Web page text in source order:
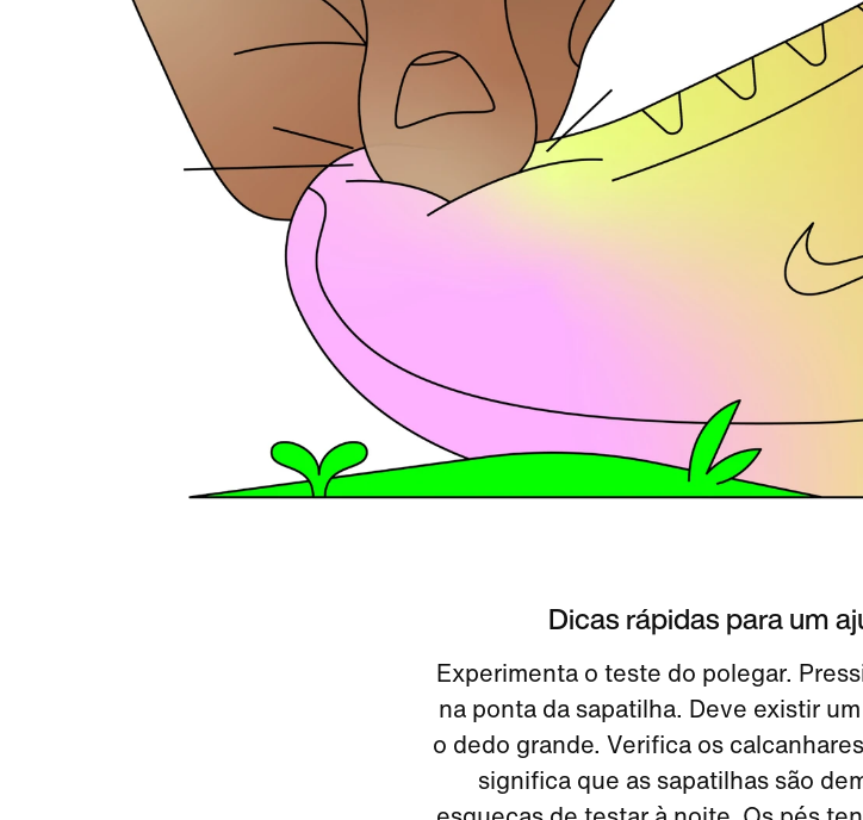
Dicas rápidas para um
Experimenta o teste do polegar.
na ponta da sapatilha. Deve existir
o dedo grande. Verifica os
significa que as sapatilhas são